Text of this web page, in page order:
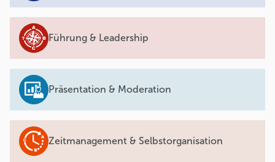
Führung & Leadership
Präsentation & Moderation
Zeitmanagement & Selbstorganisation